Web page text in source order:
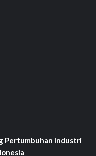
Pertumbuhan Industri